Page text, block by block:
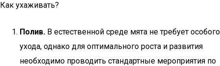
Как ухаживать?
Полив. В естественной среде мята не требует особого
ухода, однако для оптимального роста и развития
необходимо проводить стандартные мероприятия по